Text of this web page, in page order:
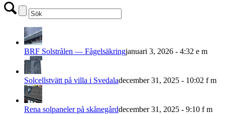
BRF Solstrålen — Fågelsäkringjanuari 3, 2026 - 4:32 e m
Solcellstvätt på villa i Svedaladecember 31, 2025 - 10:02 f m
Rena solpaneler på skånegårddecember 31, 2025 - 9:10 f m